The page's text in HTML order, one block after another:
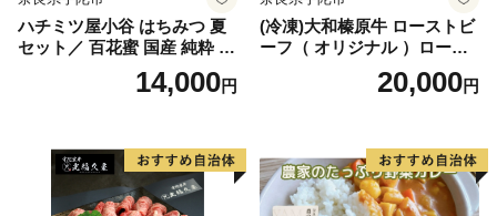
ハチミツ屋小谷 はちみつ 夏
セット／ 百花蜜 国産 純粋 蜂
蜜 ハチミツ ハニー 非加熱 無
精製 贈答用 贈り物 奈良県 宇
14,000円
(冷凍)大和榛原牛 ローストビ
ーフ（ オリジナル ）ロース
ト 180g ／ふるさと納税 和牛
父の日 母の日 ギフト 黒毛和
し源 本店
20,000円